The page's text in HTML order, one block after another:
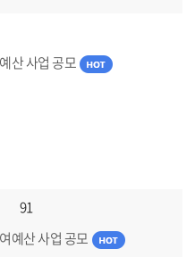
산 사업 공모
91
예산 사업 공모